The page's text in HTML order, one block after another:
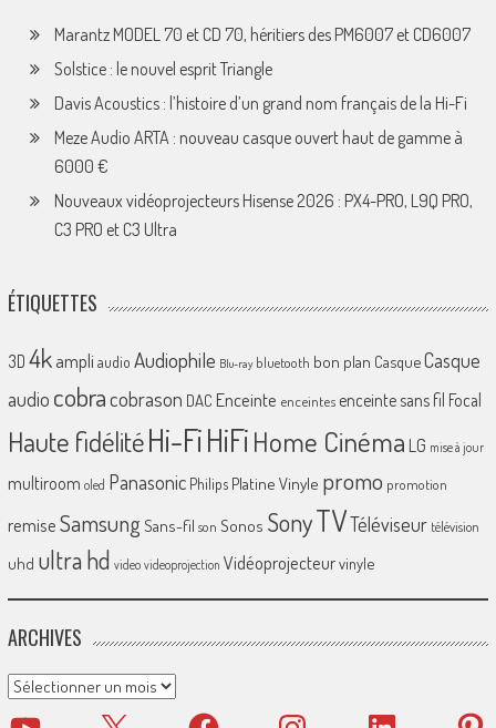
Marantz MODEL 70 et CD 70, héritiers des PM6007 et CD6007
Solstice : le nouvel esprit Triangle
Davis Acoustics : l’histoire d’un grand nom français de la Hi-Fi
Meze Audio ARTA : nouveau casque ouvert haut de gamme à
6000 €
Nouveaux vidéoprojecteurs Hisense 2026 : PX4-PRO, L9Q PRO,
C3 PRO et C3 Ultra
ÉTIQUETTES
3D 4k ampliaudio Audiophile Blu-ray bluetooth bon plan CasqueCasque
audio cobracobrason DAC Enceinte enceintes enceinte sans fil Focal
Haute fidélitéHi-FiHiFiHome Cinéma LG mise à jour
multiroom oled Panasonic Philips Platine Vinyle promo promotion
remiseSamsungSans-fil son Sonos SonyTVTéléviseur télévision
uhd ultra hd video videoprojection Vidéoprojecteurvinyle
ARCHIVES
Archives